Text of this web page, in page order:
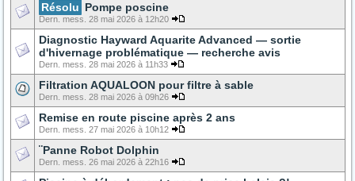
Résolu Pompe poscine
Dern. mess. 28 mai 2026 à 12h20
Diagnostic Hayward Aquarite Advanced — sortie
d'hivernage problématique — recherche avis
Dern. mess. 28 mai 2026 à 11h33
Filtration AQUALOON pour filtre à sable
Dern. mess. 28 mai 2026 à 09h26
Remise en route piscine après 2 ans
Dern. mess. 27 mai 2026 à 10h12
¨Panne Robot Dolphin
Dern. mess. 26 mai 2026 à 22h16